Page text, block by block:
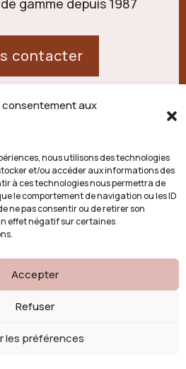
consentement aux
nous utilisons des technologies
et/ou accéder aux informations des
à ces technologies nous permettra de
le comportement de navigation ou les ID
ne pas consentir ou de retirer son
effet négatif sur certaines
Accepter
Refuser
les préférences
gamme depuis 1987
contacter
de Palisse,
confidentialité
générales